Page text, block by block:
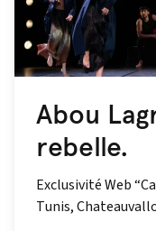
Abou
rebelle.
Exclusivité Web
Tunis,